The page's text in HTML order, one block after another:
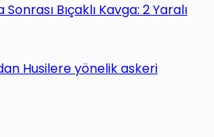
Bıçaklı Kavga: 2 Yaralı
Husilere yönelik askeri